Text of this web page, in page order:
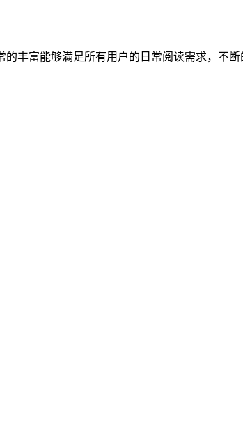
丰富能够满足所有用户的日常阅读需求，不